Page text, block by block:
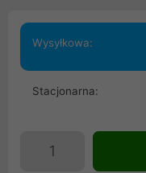
Wysyłkowa:
Stacjonarna: